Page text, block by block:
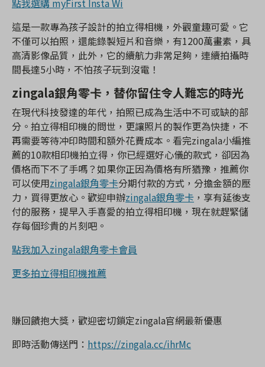
這是一款專為孩子設計的拍立得相機，外觀童趣可愛。它
不僅可以拍照，還能錄製短片和音樂，有1200萬畫素，具
高清影像品質，此外，它的續航力非常足夠，連續拍攝時
間長達5小時，不怕孩子玩到沒電！
zingala銀角零卡，替你留住令人難忘的時光
在現代科技發達的年代，拍照已成為生活中不可或缺的部
分。拍立得相印機的問世，更讓照片的製作更為快捷，不
再需要等待冲印時間和額外花費成本。看完zingala小編推
薦的10款相印機拍立得，你已經選好心儀的款式，卻因為
價格而下不了手嗎？如果你正因為價格有所猶豫，推薦你
可以使用zingala銀角零卡分期付款的方式，分擔金額的壓
力，買得更放心。歡迎申辦zingala銀角零卡 ，享有延後支
付的服務，提早入手喜愛的拍立得相印機，現在就趕緊儲
存每個珍貴的片刻吧。
點我加入zingala銀角零卡會員
更多拍立得相印機推薦
賺回饋抱大獎，歡迎密切鎖定zingala官網最新優惠
即時活動傳送門： https://zingala.cc/ihrMc